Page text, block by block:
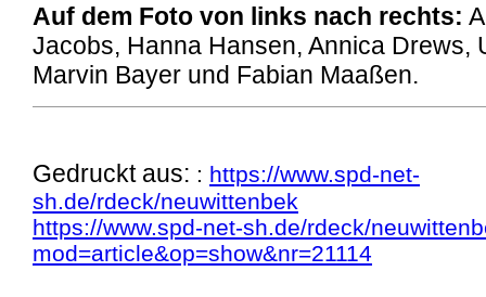
Auf dem Foto von links nach rechts:
Jacobs, Hanna Hansen, Annica Drews,
Marvin Bayer und Fabian Maaßen.
Gedruckt aus: : https://www.spd-net-
sh.de/rdeck/neuwittenbek
https://www.spd-net-sh.de/rdeck/
mod=article&op=show&nr=21114